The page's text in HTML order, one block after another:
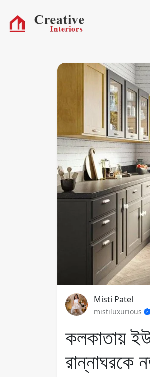
Misti Patel
mistiluxurious
কলকাতায়
রান্নাঘরকে